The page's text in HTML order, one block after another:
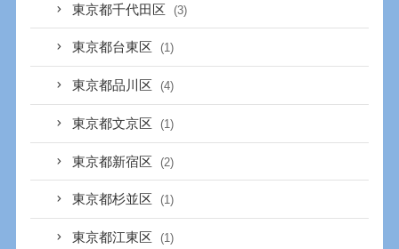
東京都千代田区 (3)
東京都台東区 (1)
東京都品川区 (4)
東京都文京区 (1)
東京都新宿区 (2)
東京都杉並区 (1)
東京都江東区 (1)